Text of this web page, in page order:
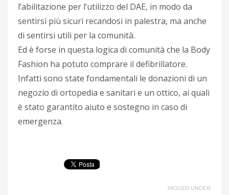
l’abilitazione per l’utilizzo del DAE, in modo da
sentirsi più sicuri recandosi in palestra, ma anche
di sentirsi utili per la comunità.
Ed è forse in questa logica di comunità che la Body
Fashion ha potuto comprare il defibrillatore.
Infatti sono state fondamentali le donazioni di un
negozio di ortopedia e sanitari e un ottico, ai quali
è stato garantito aiuto e sostegno in caso di
emergenza.
TAGGED UNDER: